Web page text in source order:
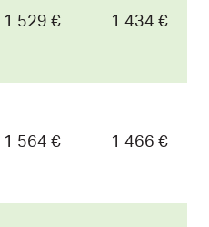
1 529 € 1 434 €
1 564 € 1 466 €